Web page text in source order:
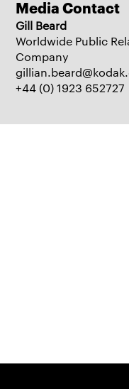
Media Contact
Gill Beard
Worldwide Public
Company
+44 (0) 1923 652727